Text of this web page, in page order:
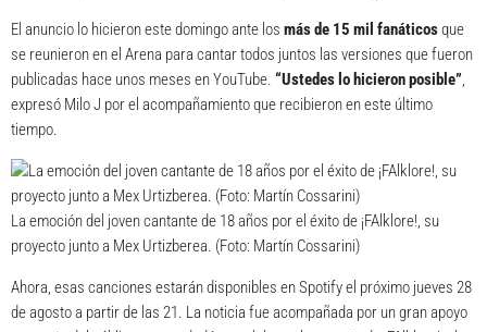
El anuncio lo hicieron este domingo ante los más de 15 mil fanáticosque
se reunieron en el Arena para cantar todos juntos las versiones que fueron
publicadas hace unos meses en YouTube. “Ustedes lo hicieron posible”,
expresó Milo J por el acompañamiento que recibieron en este último
tiempo.
La emoción del joven cantante de 18 años por el éxito de ¡FAlklore!, su
proyecto junto a Mex Urtizberea. (Foto: Martín Cossarini)
Ahora, esas canciones estarán disponibles en Spotify el próximo jueves 28
de agosto a partir de las 21. La noticia fue acompañada por un gran apoyo